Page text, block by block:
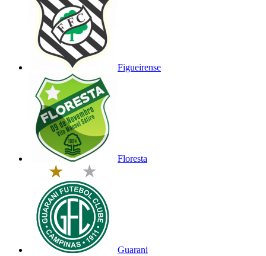
Figueirense
Floresta
Guarani